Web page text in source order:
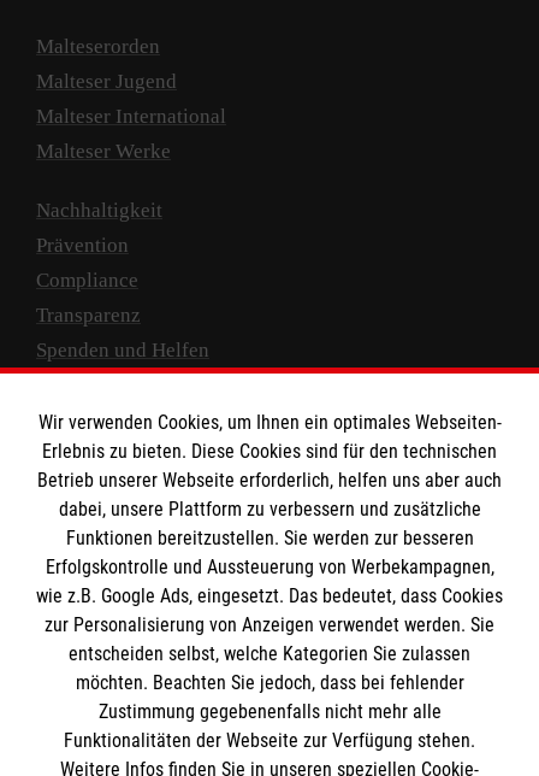
Malteserorden
Malteser Jugend
Malteser International
Malteser Werke
Nachhaltigkeit
Prävention
Compliance
Transparenz
Spenden und Helfen
Empfänger: Malteser Hilfsdienst e.V.
IBAN: DE10 3706 0120 1201 2000 12
BIC: GENODED 1PA7
Wir verwenden Cookies, um Ihnen ein optimales Webseiten-
Erlebnis zu bieten. Diese Cookies sind für den technischen
Betrieb unserer Webseite erforderlich, helfen uns aber auch
dabei, unsere Plattform zu verbessern und zusätzliche
Funktionen bereitzustellen. Sie werden zur besseren
Erfolgskontrolle und Aussteuerung von Werbekampagnen,
wie z.B. Google Ads, eingesetzt. Das bedeutet, dass Cookies
zur Personalisierung von Anzeigen verwendet werden. Sie
entscheiden selbst, welche Kategorien Sie zulassen
möchten. Beachten Sie jedoch, dass bei fehlender
Zustimmung gegebenenfalls nicht mehr alle
Funktionalitäten der Webseite zur Verfügung stehen.
Weitere Infos finden Sie in unseren speziellen Cookie-